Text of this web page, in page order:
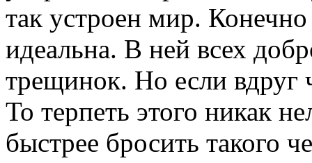
так устроен мир.
идеальна. В ней всех
трещинок. Но если вдруг
То терпеть этого никак
быстрее бросить такого